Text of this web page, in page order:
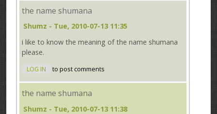
the name shumana
Shumz - Tue, 2010-07-13 11:35
i like to know the meaning of the name shumana
please.
LOG IN to post comments
the name shumana
Shumz - Tue, 2010-07-13 11:38